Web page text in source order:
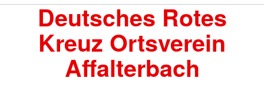
Deutsches Rotes
Kreuz Ortsverein
Affalterbach